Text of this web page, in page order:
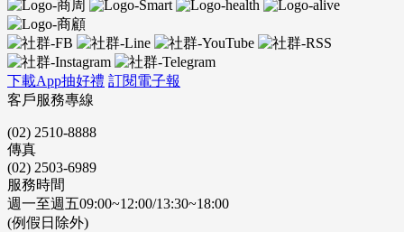
下載App抽好禮 訂閱電子報
客戶服務專線
(02) 2510-8888
傳真
(02) 2503-6989
服務時間
週一至週五09:00~12:00/13:30~18:00
(例假日除外)